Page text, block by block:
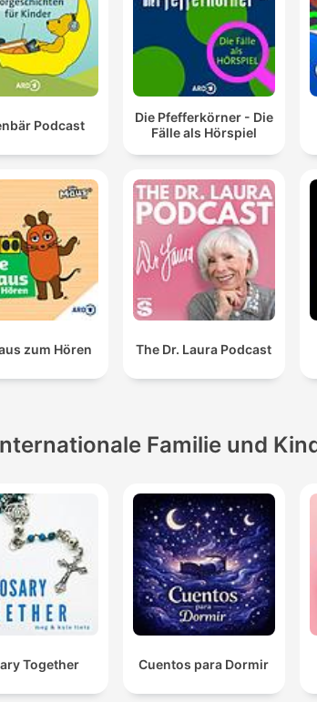
Podcast
Die Pfefferkörner - Die
Fälle als Hörspiel
zum Hören The Dr. Laura Podcast
Familie und
Together Cuentos para Dormir